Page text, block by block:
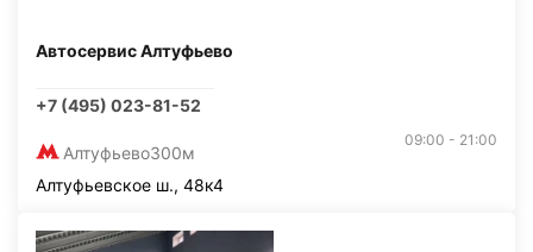
Автосервис Алтуфьево
+7 (495) 023-81-52
Алтуфьево300м
09:00 - 21:00
Алтуфьевское ш., 48к4